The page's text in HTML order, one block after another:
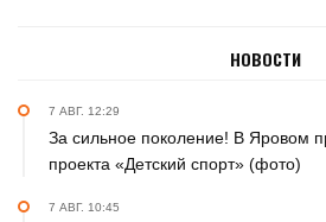
НОВОСТИ
7 АВГ. 12:29
За сильное поколение! В Яровом
проекта «Детский спорт» (фото)
7 АВГ. 10:45